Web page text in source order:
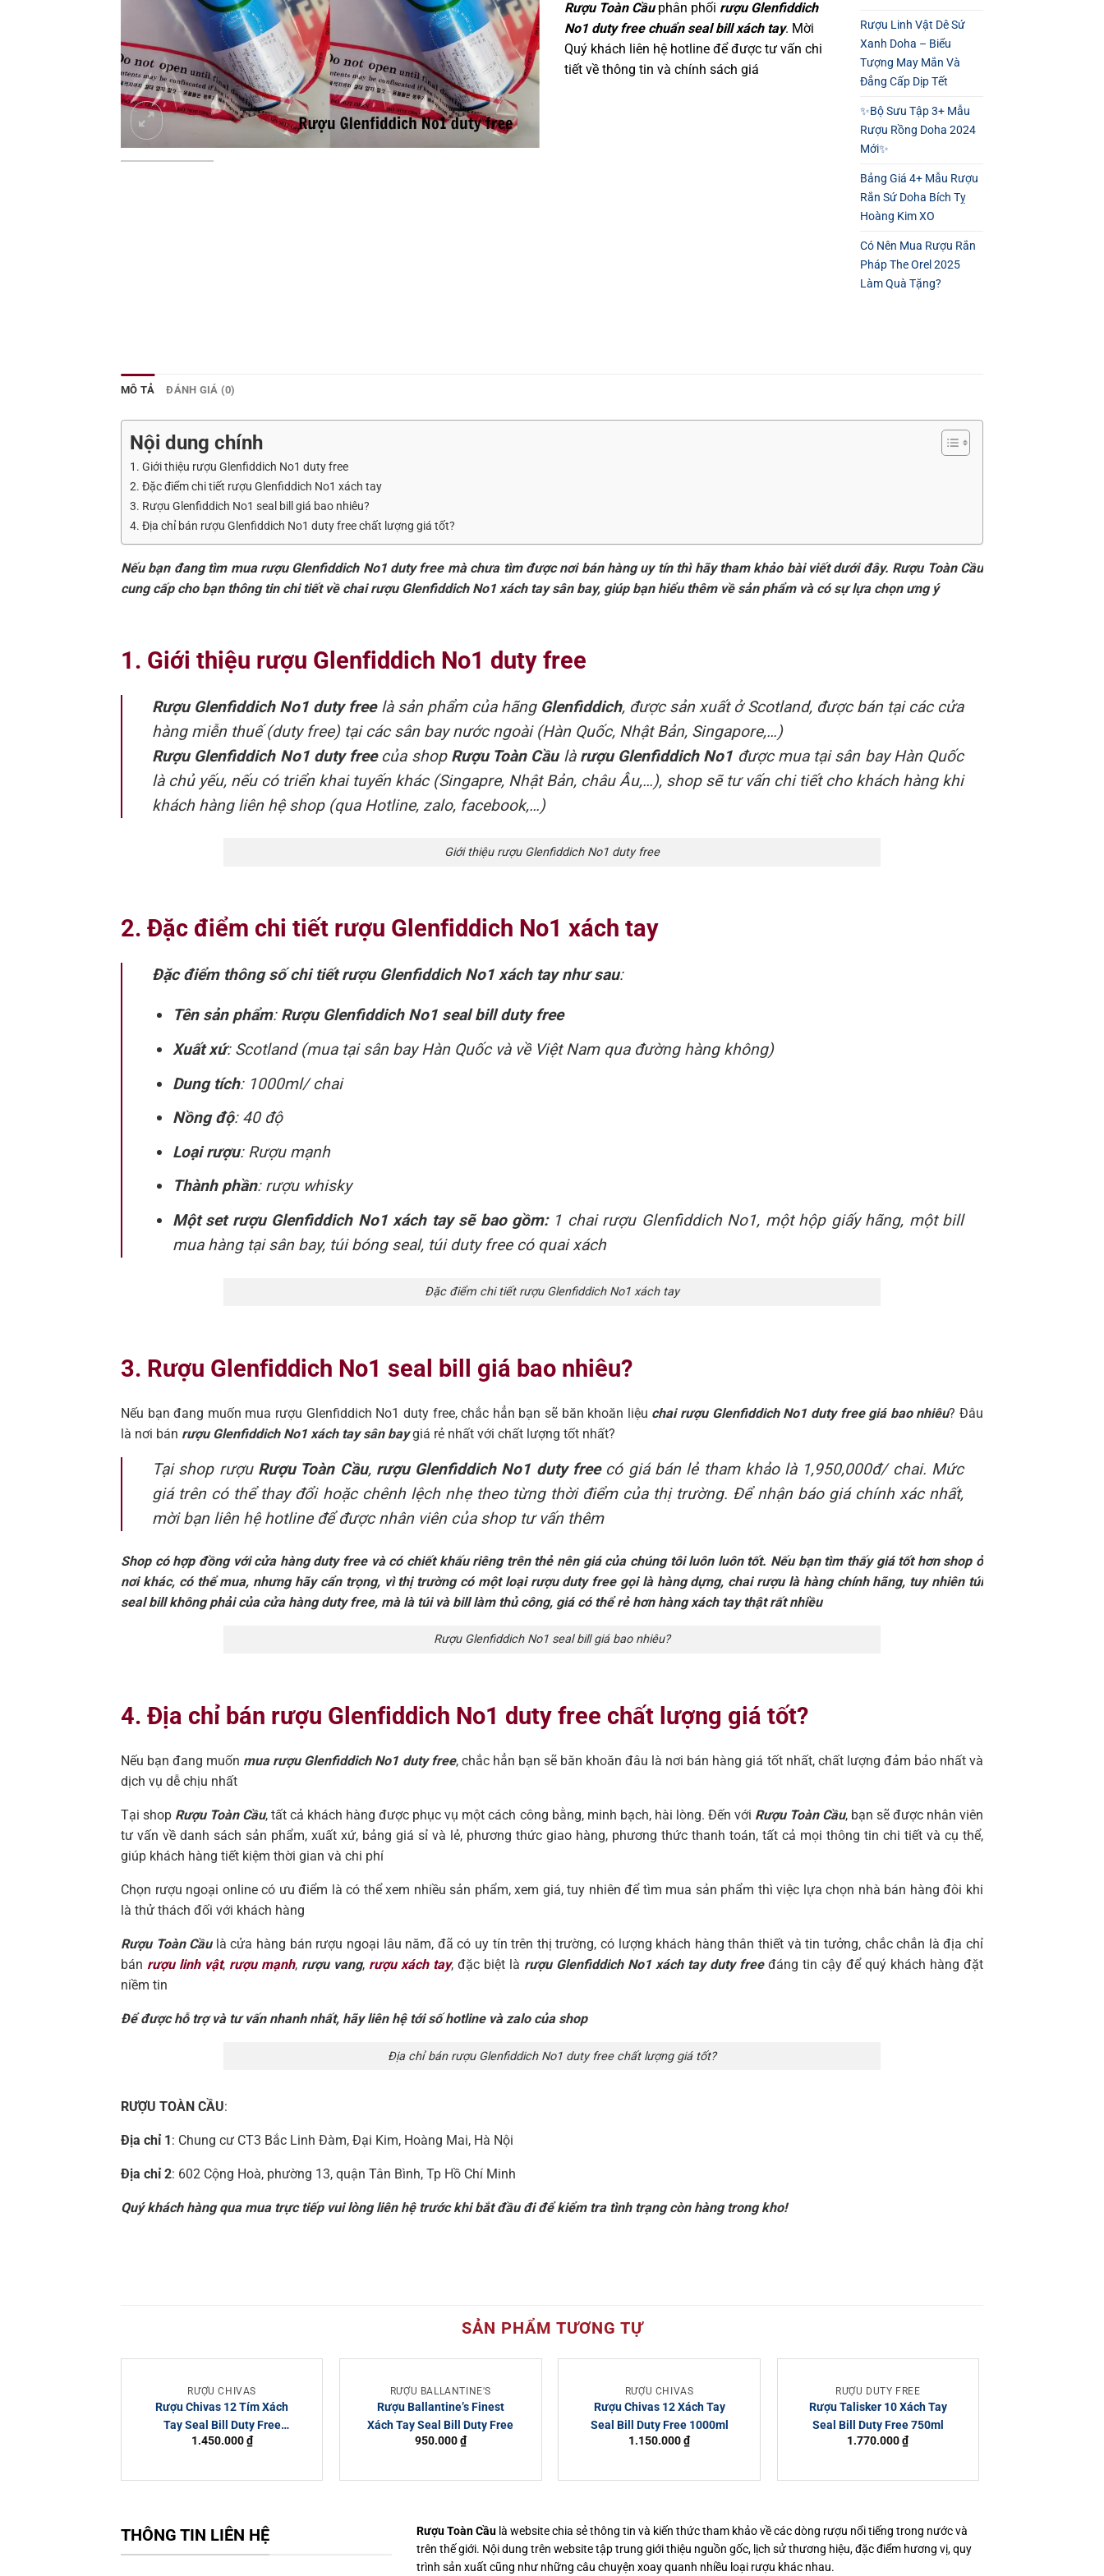
Rượu Toàn Cầu phân phối rượu Glenfiddich
No1 duty free chuẩn seal bill xách tay. Mời
Quý khách liên hệ hotline để được tư vấn chi
tiết về thông tin và chính sách giá
Rượu Linh Vật Dê Sứ
Xanh Doha – Biểu
Tượng May Mắn Và
Đẳng Cấp Dịp Tết
✨Bộ Sưu Tập 3+ Mẫu
Rượu Rồng Doha 2024
Mới✨
Bảng Giá 4+ Mẫu Rượu
Rắn Sứ Doha Bích Tỵ
Hoàng Kim XO
Có Nên Mua Rượu Rắn
Pháp The Orel 2025
Làm Quà Tặng?
MÔ TẢ ĐÁNH GIÁ (0)
Nội dung chính
1. Giới thiệu rượu Glenfiddich No1 duty free
2. Đặc điểm chi tiết rượu Glenfiddich No1 xách tay
3. Rượu Glenfiddich No1 seal bill giá bao nhiêu?
4. Địa chỉ bán rượu Glenfiddich No1 duty free chất lượng giá tốt?
Nếu bạn đang tìm mua rượu Glenfiddich No1 duty free mà chưa tìm được nơi bán hàng uy tín thì hãy tham khảo bài viết dưới đây. Rượu Toàn Cầu
cung cấp cho bạn thông tin chi tiết về chai rượu Glenfiddich No1 xách tay sân bay, giúp bạn hiểu thêm về sản phẩm và có sự lựa chọn ưng ý
1. Giới thiệu rượu Glenfiddich No1 duty free
Rượu Glenfiddich No1 duty free là sản phẩm của hãng Glenfiddich, được sản xuất ở Scotland, được bán tại các cửa
hàng miễn thuế (duty free) tại các sân bay nước ngoài (Hàn Quốc, Nhật Bản, Singapore,…)
Rượu Glenfiddich No1 duty freecủa shop Rượu Toàn Cầulà rượu Glenfiddich No1 được mua tại sân bay Hàn Quốc
là chủ yếu, nếu có triển khai tuyến khác (Singapre, Nhật Bản, châu Âu,…), shop sẽ tư vấn chi tiết cho khách hàng khi
khách hàng liên hệ shop (qua Hotline, zalo, facebook,…)
Giới thiệu rượu Glenfiddich No1 duty free
2. Đặc điểm chi tiết rượu Glenfiddich No1 xách tay
Đặc điểm thông số chi tiết rượu Glenfiddich No1 xách tay như sau:
Tên sản phẩm: Rượu Glenfiddich No1 seal bill duty free
Xuất xứ: Scotland (mua tại sân bay Hàn Quốc và về Việt Nam qua đường hàng không)
Dung tích: 1000ml/ chai
Nồng độ: 40 độ
Loại rượu: Rượu mạnh
Thành phần: rượu whisky
Một set rượu Glenfiddich No1 xách tay sẽ bao gồm: 1 chai rượu Glenfiddich No1, một hộp giấy hãng, một bill
mua hàng tại sân bay, túi bóng seal, túi duty free có quai xách
Đặc điểm chi tiết rượu Glenfiddich No1 xách tay
3. Rượu Glenfiddich No1 seal bill giá bao nhiêu?
Nếu bạn đang muốn mua rượu Glenfiddich No1 duty free, chắc hẳn bạn sẽ băn khoăn liệu chai rượu Glenfiddich No1 duty free giá bao nhiêu? Đâu
là nơi bán rượu Glenfiddich No1 xách tay sân baygiá rẻ nhất với chất lượng tốt nhất?
Tại shop rượu Rượu Toàn Cầu, rượu Glenfiddich No1 duty freecó giá bán lẻ tham khảo là 1,950,000đ/ chai. Mức
giá trên có thể thay đổi hoặc chênh lệch nhẹ theo từng thời điểm của thị trường. Để nhận báo giá chính xác nhất,
mời bạn liên hệ hotline để được nhân viên của shop tư vấn thêm
Shop có hợp đồng với cửa hàng duty free và có chiết khấu riêng trên thẻ nên giá của chúng tôi luôn luôn tốt. Nếu bạn tìm thấy giá tốt hơn shop ở
nơi khác, có thể mua, nhưng hãy cẩn trọng, vì thị trường có một loại rượu duty free gọi là hàng dựng, chai rượu là hàng chính hãng, tuy nhiên túi
seal bill không phải của cửa hàng duty free, mà là túi và bill làm thủ công, giá có thể rẻ hơn hàng xách tay thật rất nhiều
Rượu Glenfiddich No1 seal bill giá bao nhiêu?
4. Địa chỉ bán rượu Glenfiddich No1 duty free chất lượng giá tốt?
Nếu bạn đang muốn mua rượu Glenfiddich No1 duty free, chắc hẳn bạn sẽ băn khoăn đâu là nơi bán hàng giá tốt nhất, chất lượng đảm bảo nhất và
dịch vụ dễ chịu nhất
Tại shop Rượu Toàn Cầu, tất cả khách hàng được phục vụ một cách công bằng, minh bạch, hài lòng. Đến với Rượu Toàn Cầu, bạn sẽ được nhân viên
tư vấn về danh sách sản phẩm, xuất xứ, bảng giá sỉ và lẻ, phương thức giao hàng, phương thức thanh toán, tất cả mọi thông tin chi tiết và cụ thể,
giúp khách hàng tiết kiệm thời gian và chi phí
Chọn rượu ngoại online có ưu điểm là có thể xem nhiều sản phẩm, xem giá, tuy nhiên để tìm mua sản phẩm thì việc lựa chọn nhà bán hàng đôi khi
là thử thách đối với khách hàng
Rượu Toàn Cầulà cửa hàng bán rượu ngoại lâu năm, đã có uy tín trên thị trường, có lượng khách hàng thân thiết và tin tưởng, chắc chắn là địa chỉ
bán rượu linh vật, rượu mạnh, rượu vang, rượu xách tay, đặc biệt là rượu Glenfiddich No1 xách tay duty freeđáng tin cậy để quý khách hàng đặt
niềm tin
Để được hỗ trợ và tư vấn nhanh nhất, hãy liên hệ tới số hotline và zalo của shop
Địa chỉ bán rượu Glenfiddich No1 duty free chất lượng giá tốt?
RƯỢU TOÀN CẦU:
Địa chỉ 1 : Chung cư CT3 Bắc Linh Đàm, Đại Kim, Hoàng Mai, Hà Nội
Địa chỉ 2: 602 Cộng Hoà, phường 13, quận Tân Bình, Tp Hồ Chí Minh
Quý khách hàng qua mua trực tiếp vui lòng liên hệ trước khi bắt đầu đi để kiểm tra tình trạng còn hàng trong kho!
SẢN PHẨM TƯƠNG TỰ
RƯỢU CHIVAS
Rượu Chivas 12 Tím Xách
Tay Seal Bill Duty Free
1000ml
1.450.000₫
RƯỢU BALLANTINE'S
Rượu Ballantine’s Finest
Xách Tay Seal Bill Duty Free
950.000₫
RƯỢU CHIVAS
Rượu Chivas 12 Xách Tay
Seal Bill Duty Free 1000ml
1.150.000₫
RƯỢU DUTY FREE
Rượu Talisker 10 Xách Tay
Seal Bill Duty Free 750ml
1.770.000₫
THÔNG TIN LIÊN HỆ Rượu Toàn Cầu là website chia sẻ thông tin và kiến thức tham khảo về các dòng rượu nổi tiếng trong nước và
trên thế giới. Nội dung trên website tập trung giới thiệu nguồn gốc, lịch sử thương hiệu, đặc điểm hương vị, quy
trình sản xuất cũng như những câu chuyện xoay quanh nhiều loại rượu khác nhau.